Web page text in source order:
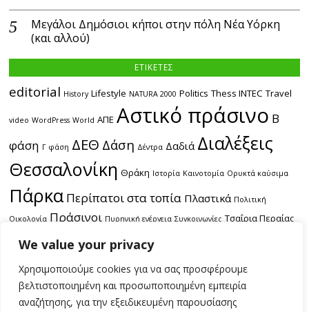
We value your privacy
Χρησιμοποιούμε cookies για να σας προσφέρουμε
βελτιστοποιημένη και προσωποποιημένη εμπειρία
αναζήτησης, για την εξειδικευμένη παρουσίασης
Μεγάλοι Δημόσιοι κήποι στην πόλη Νέα Υόρκη
(και αλλού)
ΕΤΙΚΕΤΕΣ
editorial History Lifestyle NATURA 2000 Politics Thess INTEC Travel
video WordPress World ΑΠΕ Αστικό πράσινο Β
φάση Γ φάση ΔΕΘ Δάση Δέντρα Δαδιά Διαλέξεις
Θεσσαλονίκη Θράκη Ιστορία Καινοτομία Ορυκτά καύσιμα
Πάρκα Περίπατοι στα τοπία Πλαστικά Πολιτική
Οικολογία Πράσινοι Πυρηνική ενέργεια Συγκοινωνίες Τσαΐρια Περαίας
Χωροταξία δασικές πυρκαγιές
περιοδικό
τεύχος #3 τεύχος #4 υγρότοποι